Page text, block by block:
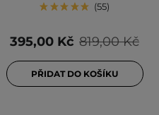
55
819,00 Kč
395,00 Kč
PŘIDAT DO KOŠÍKU